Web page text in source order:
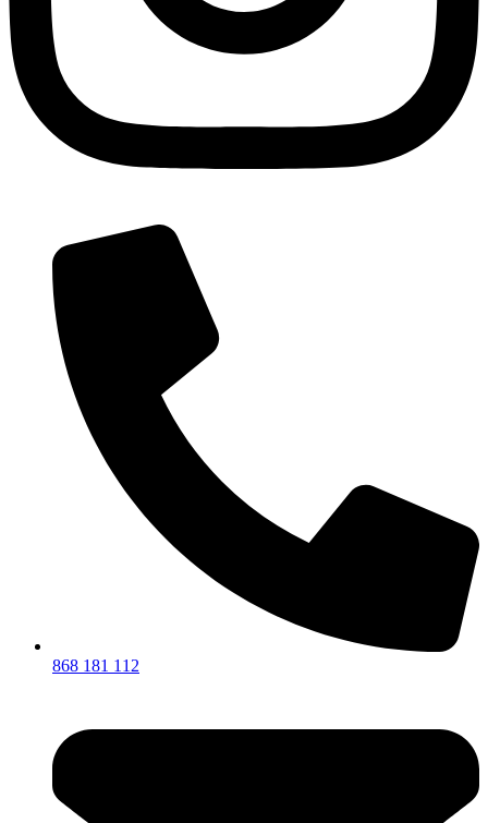
868 181 112